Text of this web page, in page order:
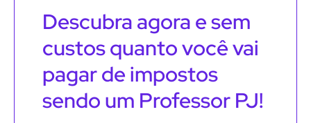
Descubra agora e sem
custos quanto você vai
pagar de impostos
sendo um Professor PJ!